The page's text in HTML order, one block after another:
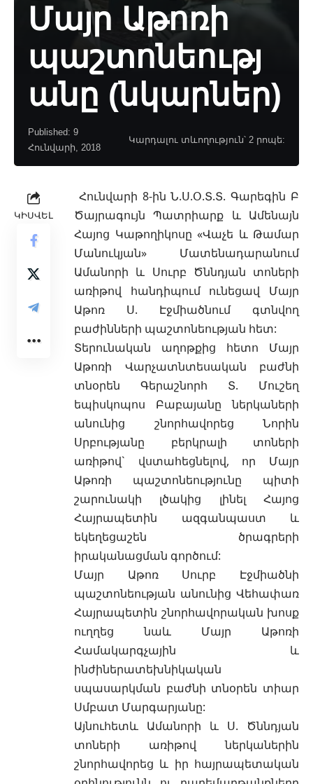
Մայր Աթոռի
պաշտոնեությ
անը (նկարներ)
Published: 9
Հունվարի, 2018
Կարդալու տևողություն՝ 2 րոպե:
ԿԻՍՎԵԼ
Հունվարի 8-ին Ն.Ս.Օ.Տ.Տ. Գարեգին Բ
Ծայրագույն Պատրիարք և Ամենայն
Հայոց Կաթողիկոսը «Վաչե և Թամար
Մանուկյան» Մատենադարանում
Ամանորի և Սուրբ Ծննդյան տոների
առիթով հանդիպում ունեցավ Մայր
Աթոռ Ս. Էջմիածնում գտնվող
բաժինների պաշտոնեության հետ:
Տերունական աղոթքից հետո Մայր
Աթոռի Վարչատնտեսական բաժնի
տնօրեն Գերաշնորհ Տ. Մուշեղ
եպիսկոպոս Բաբայանը ներկաների
անունից շնորհավորեց Նորին
Սրբությանը բերկրալի տոների
առիթով` վստահեցնելով, որ Մայր
Աթոռի պաշտոնեությունը պիտի
շարունակի լծակից լինել Հայոց
Հայրապետին ազգանպաստ և
եկեղեցաշեն ծրագրերի
իրականացման գործում:
Մայր Աթոռ Սուրբ Էջմիածնի
պաշտոնեության անունից Վեհափառ
Հայրապետին շնորհավորական խոսք
ուղղեց նաև Մայր Աթոռի
Համակարգչային և
ինժիներատեխնիկական
սպասարկման բաժնի տնօրեն տիար
Սմբատ Մարգարյանը:
Այնուհետև Ամանորի և Ս. Ծննդյան
տոների առիթով ներկաներին
շնորհավորեց և իր հայրապետական